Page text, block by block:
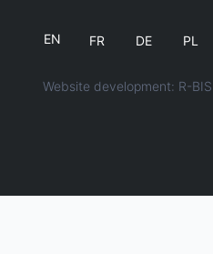
EN FR DE PL
Website development: R-BIS